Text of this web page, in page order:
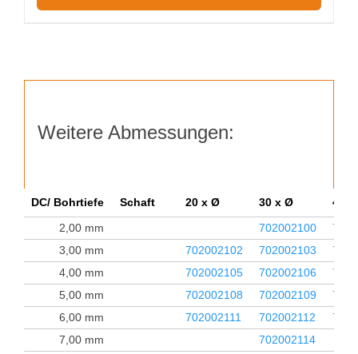
Weitere Abmessungen:
DC/ Bohrtiefe Schaft 20 x Ø 30 x Ø
40
2,00 mm
702002100
3,00 mm
702002102 702002103
4,00 mm
702002105 702002106
5,00 mm
702002108 702002109
6,00 mm
702002111 702002112
7,00 mm
702002114